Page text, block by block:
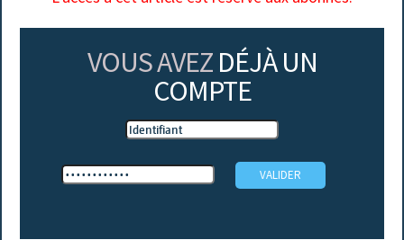
VOUS AVEZ DÉJÀ UN
COMPTE